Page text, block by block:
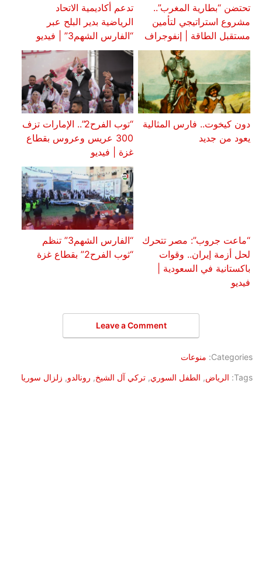
تحتضن “بطارية المغرب”..
مشروع استراتيجي لتأمين
مستقبل الطاقة | إنفوجراف
تدعم أكاديمية الاتحاد
الرياضية بدير البلح عبر
“الفارس الشهم3” | فيديو
دون كيخوت.. فارس المثالية
يعود من جديد
“توب الفرح2”.. الإمارات تزف
300 عريس وعروس بقطاع
غزة | فيديو
“ماعت جروب”: مصر تتحرك
لحل أزمة إيران.. وقوات
باكستانية في السعودية |
فيديو
“الفارس الشهم3” تنظم
“ثوب الفرح2” بقطاع غزة
Leave a Comment
Categories: منوعات
Tags: الرياض, الطفل السوري, تركي آل الشيخ, رونالدو, زلزال سوريا